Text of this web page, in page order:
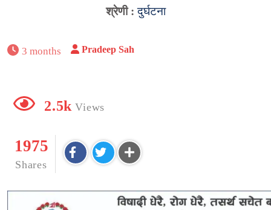
श्रेणी :दुर्घटना
3 months Pradeep Sah
2.5k Views
1975
Shares